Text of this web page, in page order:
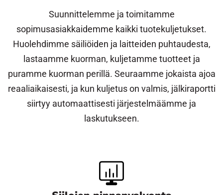
Suunnittelemme ja toimitamme
sopimusasiakkaidemme kaikki tuotekuljetukset.
Huolehdimme säiliöiden ja laitteiden puhtaudesta,
lastaamme kuorman, kuljetamme tuotteet ja
puramme kuorman perillä. Seuraamme jokaista ajoa
reaaliaikaisesti, ja kun kuljetus on valmis, jälkiraportti
siirtyy automaattisesti järjestelmäämme ja
laskutukseen.